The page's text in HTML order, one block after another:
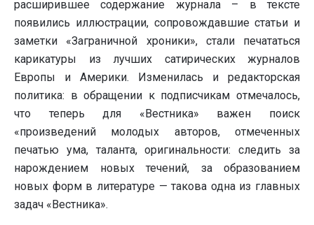
расширившее содержание журнала – в тексте
появились иллюстрации, сопровождавшие статьи и
заметки «Заграничной хроники», стали печататься
карикатуры из лучших сатирических журналов
Европы и Америки. Изменилась и редакторская
политика: в обращении к подписчикам отмечалось,
что теперь для «Вестника» важен поиск
«произведений молодых авторов, отмеченных
печатью ума, таланта, оригинальности: следить за
нарождением новых течений, за образованием
новых форм в литературе — такова одна из главных
задач «Вестника».